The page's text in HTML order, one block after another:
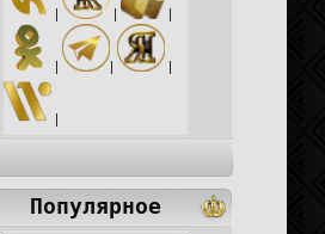
| | |
| | |
|
Популярное